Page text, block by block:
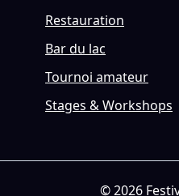
Restauration
Bar du lac
Tournoi amateur
Stages & Workshops
© 2026